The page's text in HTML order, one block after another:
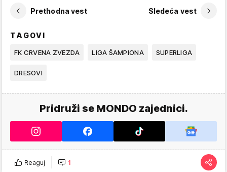
Prethodna vest Sledeća vest
TAGOVI
FK CRVENA ZVEZDA LIGA ŠAMPIONA SUPERLIGA
DRESOVI
Pridruži se MONDO zajednici.
Reaguj 1